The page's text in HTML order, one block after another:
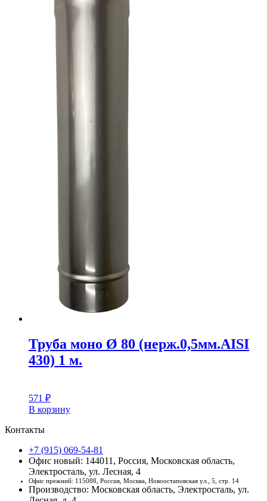
Труба моно Ø 80 (нерж.0,5мм.AISI
430) 1 м.
571 ₽
В корзину
Контакты
+7 (915) 069-54-81
Офис новый: 144011, Россия, Московская область,
Электросталь, ул. Лесная, 4
Офис прежний: 115088, Россия, Москва, Новоостаповская ул., 5, стр. 14
Производство: Московская область, Электросталь, ул.